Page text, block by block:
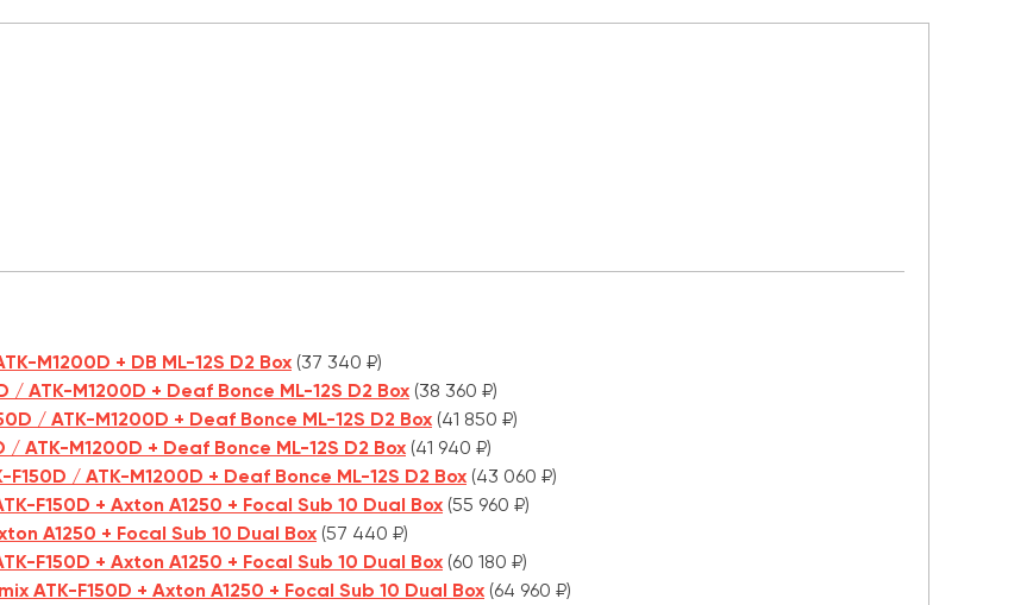
(чёрный)
M1200D + DB ML-12S D2 Box (37 340 ₽)
/ ATK-M1200D + Deaf Bonce ML-12S D2 Box (38 360 ₽)
/ ATK-M1200D + Deaf Bonce ML-12S D2 Box (41 850 ₽)
/ ATK-M1200D + Deaf Bonce ML-12S D2 Box (41 940 ₽)
/ ATK-M1200D + Deaf Bonce ML-12S D2 Box (43 060 ₽)
F150D + Axton A1250 + Focal Sub 10 Dual Box (55 960 ₽)
A1250 + Focal Sub 10 Dual Box (57 440 ₽)
F150D + Axton A1250 + Focal Sub 10 Dual Box (60 180 ₽)
ATK-F150D + Axton A1250 + Focal Sub 10 Dual Box (64 960 ₽)